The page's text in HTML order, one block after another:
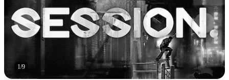
1/9